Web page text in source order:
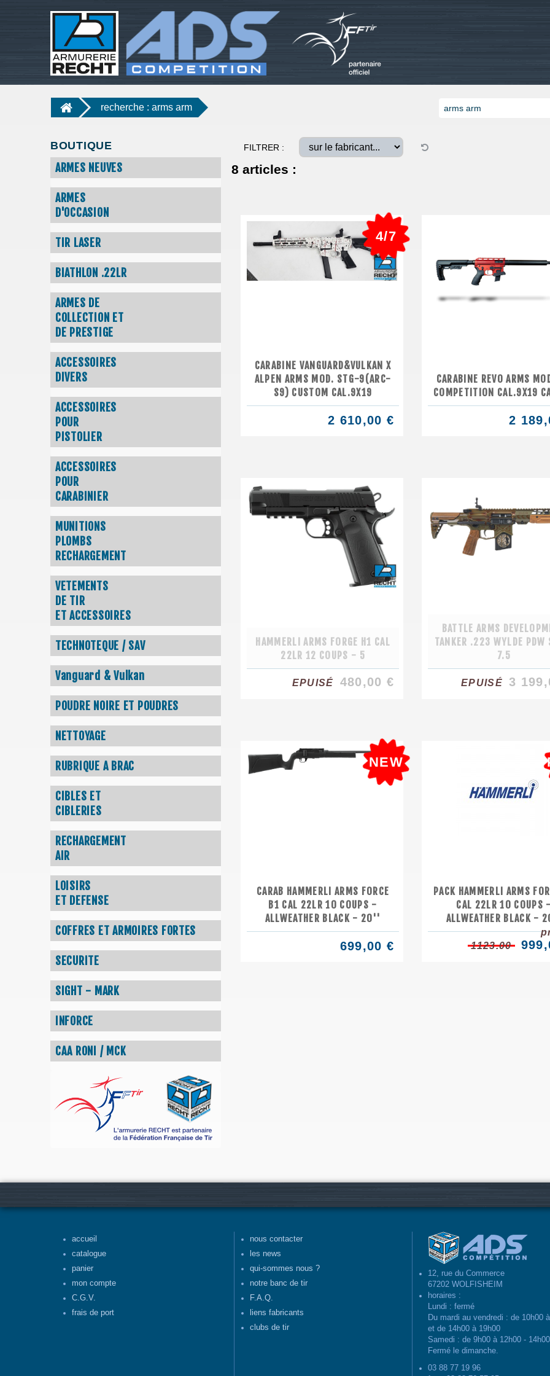
recherche : arms arm
BOUTIQUE
ARMES NEUVES
ARMES
D'OCCASION
TIR LASER
BIATHLON .22LR
ARMES DE
COLLECTION ET
DE PRESTIGE
ACCESSOIRES
DIVERS
ACCESSOIRES
POUR
PISTOLIER
ACCESSOIRES
POUR
CARABINIER
MUNITIONS
PLOMBS
RECHARGEMENT
VETEMENTS
DE TIR
ET ACCESSOIRES
TECHNOTEQUE / SAV
Vanguard & Vulkan
POUDRE NOIRE ET POUDRES
NETTOYAGE
RUBRIQUE A BRAC
CIBLES ET
CIBLERIES
RECHARGEMENT
AIR
LOISIRS
ET DEFENSE
COFFRES ET ARMOIRES FORTES
SECURITE
SIGHT - MARK
INFORCE
CAA RONI / MCK
FILTRER :
8 articles :
CARABINE VANGUARD&VULKAN X
ALPEN ARMS MOD. STG-9(ARC-
S9) CUSTOM CAL.9X19
2 610,00 €
4/7
CARABINE REVO ARMS
COMPETITION CAL.9X19
2
HAMMERLI ARMS FORGE H1 CAL
22LR 12 COUPS - 5
EPUISÉ 480,00 €
BATTLE ARMS
TANKER .223 WYLDE PDW
7.5
EPUISÉ 3
CARAB HAMMERLI ARMS FORCE
B1 CAL 22LR 10 COUPS -
ALLWEATHER BLACK - 20''
699,00 €
NEW
PACK HAMMERLI ARMS
CAL 22LR 10 COUPS -
ALLWEATHER BLACK -
1123.00
accueil
catalogue
panier
mon compte
C.G.V.
frais de port
nous contacter
les news
qui-sommes nous ?
notre banc de tir
F.A.Q.
liens fabricants
clubs de tir
12, rue du Commerce
67202 WOLFISHEIM
horaires :
Lundi : fermé
Du mardi au vendredi : de 10h00
et de 14h00 à 19h00
Samedi : de 9h00 à 12h00 -
Fermé le dimanche.
03 88 77 19 96